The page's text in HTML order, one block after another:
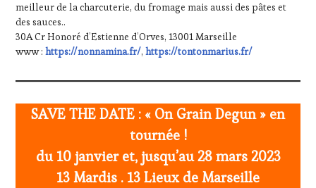
meilleur de la charcuterie, du fromage mais aussi des pâtes et
des sauces..
30A Cr Honoré d’Estienne d’Orves, 13001 Marseille
www :https://nonnamina.fr/,https://tontonmarius.fr/
SAVE THE DATE : « On Grain Degun » en
tournée !
du 10 janvier et, jusqu’au 28 mars 2023
13 Mardis . 13 Lieux de Marseille